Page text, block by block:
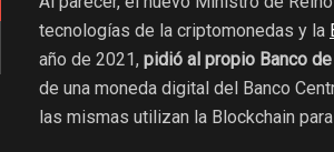
tecnologías de la criptomonedas y la
año de 2021, pidió al propio Banco
de una moneda digital del Banco
las mismas utilizan la Blockchain